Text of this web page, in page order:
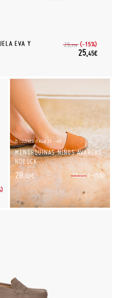
EVA Y
29,95€ (-15%)
25,45€
(5 COLORES) (TALLA 25 - 45)
MENORQUINAS NIÑOS AVARCAS
NOBUCK
32,95€ (-15%)
28,00€